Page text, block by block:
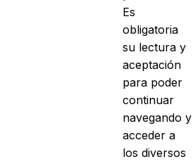
Es
obligatoria
su lectura y
aceptación
para poder
continuar
navegando y
acceder a
los diversos